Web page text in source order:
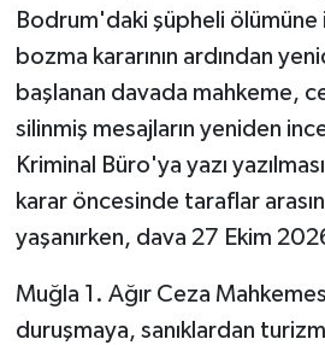
Bodrum'daki şüpheli ölümüne
bozma kararının ardından
başlanan davada mahkeme,
silinmiş mesajların yeniden
Kriminal Büro'ya yazı
karar öncesinde taraflar
yaşanırken, dava 27 Ekim
Muğla 1. Ağır Ceza
duruşmaya, sanıklardan
Güvenlik
HABERDE İNSAN
İNSAN
İş Dünyası
Kadın